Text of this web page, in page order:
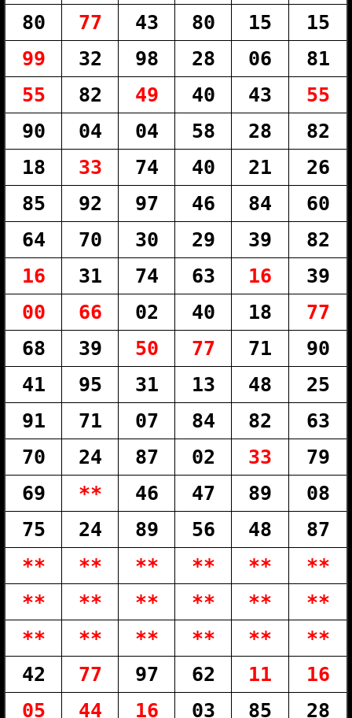
80
77 43 80 15
15
99
32 98 28 06
81
55
82 49 40 43
55
90
04 04 58 28
82
18
33 74 40 21
26
85
92 97 46 84
60
64
70 30 29 39
82
16
31 74 63 16
39
00
66 02 40 18
77
68
39 50 77 71
90
41
95 31 13 48
25
91
71 07 84 82
63
70
24 87 02 33
79
69
** 46 47 89
08
75
24 89 56 48
87
**
** ** ** **
**
**
** ** ** **
**
**
** ** ** **
**
42
77 97 62 11
16
05
44 16 03 85 28